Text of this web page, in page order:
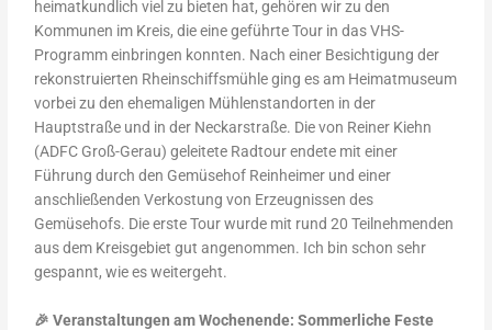
heimatkundlich viel zu bieten hat, gehören wir zu den
Kommunen im Kreis, die eine geführte Tour in das VHS-
Programm einbringen konnten. Nach einer Besichtigung der
rekonstruierten Rheinschiffsmühle ging es am Heimatmuseum
vorbei zu den ehemaligen Mühlenstandorten in der
Hauptstraße und in der Neckarstraße. Die von Reiner Kiehn
(ADFC Groß-Gerau) geleitete Radtour endete mit einer
Führung durch den Gemüsehof Reinheimer und einer
anschließenden Verkostung von Erzeugnissen des
Gemüsehofs. Die erste Tour wurde mit rund 20 Teilnehmenden
aus dem Kreisgebiet gut angenommen. Ich bin schon sehr
gespannt, wie es weitergeht.
🎉 Veranstaltungen am Wochenende: Sommerliche Feste